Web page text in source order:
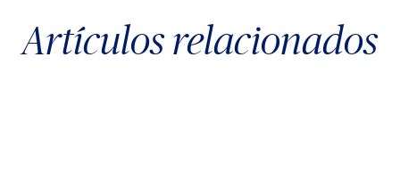
Artículos relacionados